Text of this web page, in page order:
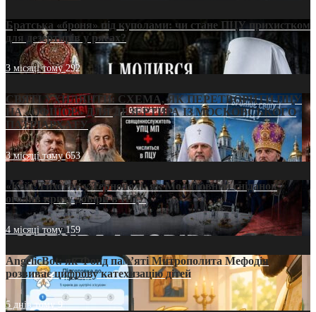
Братська «броня» під куполами: чи стане ПЦУ прихистком
для дезертирів у рясах?
3 місяці тому292
СВЯТІ УХИЛЯНТИ: СХЕМА, ЯК ПЕРЕТВОРИТИ ПЦУ
НА «ОФШОР» ДЛЯ ДЕЗЕРТИРА ІЗ МОСКОВСЬКОГО
ПАТРІАРХАТУ
3 місяці тому653
«Кейс Тихона» у Тернополі: як Молитовний сніданок
оголив кризу довіри в ПЦУ
4 місяці тому159
AngelicBot: як Фонд пам’яті Митрополита Мефодія
розвиває цифрову катехизацію дітей
5 днів тому9